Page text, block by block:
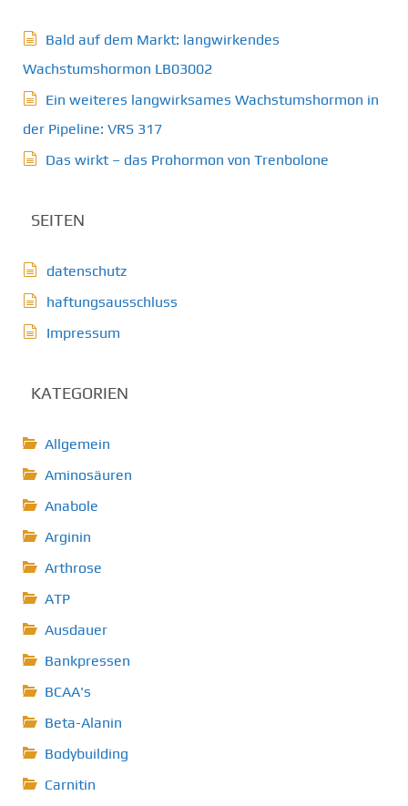
Bald auf dem Markt: langwirkendes
Wachstumshormon LB03002
Ein weiteres langwirksames Wachstumshormon in
der Pipeline: VRS 317
Das wirkt – das Prohormon von Trenbolone
SEITEN
datenschutz
haftungsausschluss
Impressum
KATEGORIEN
Allgemein
Aminosäuren
Anabole
Arginin
Arthrose
ATP
Ausdauer
Bankpressen
BCAA's
Beta-Alanin
Bodybuilding
Carnitin